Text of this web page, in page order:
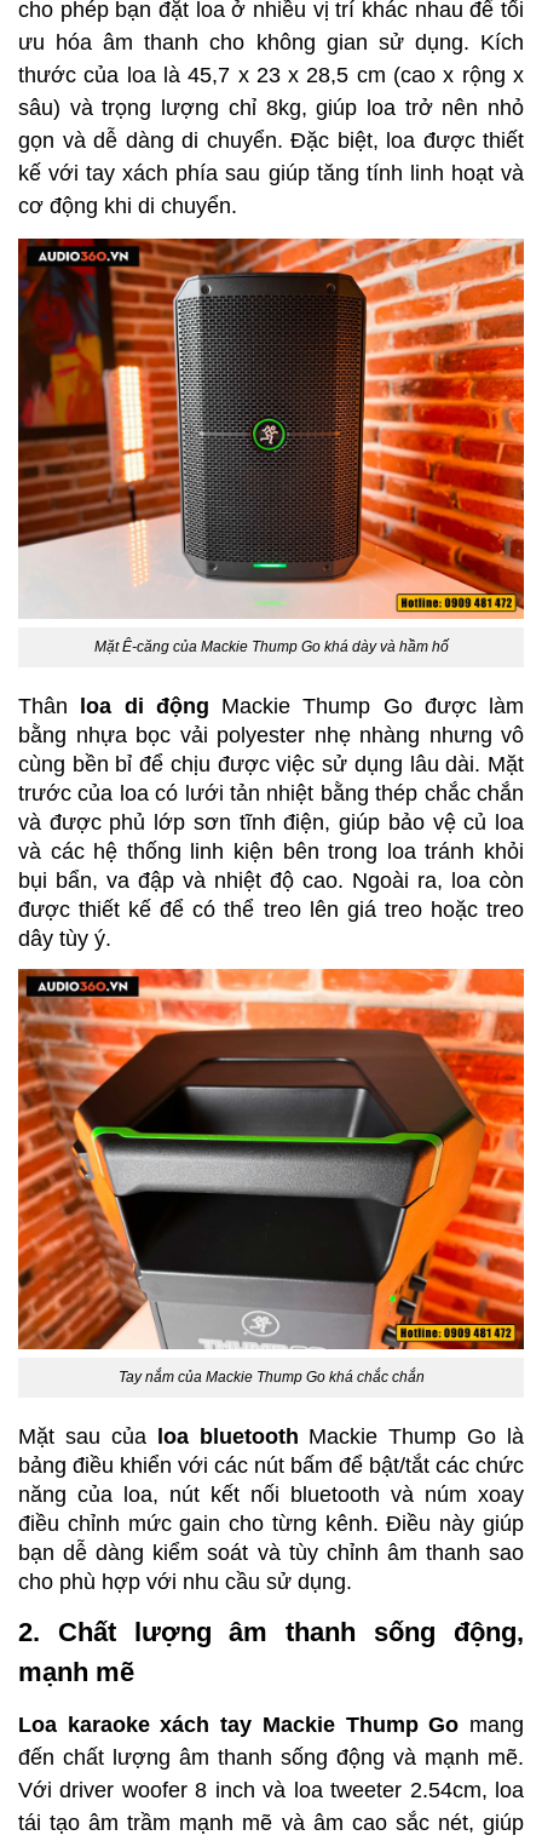
cho phép bạn đặt loa ở nhiều vị trí khác nhau để tối
ưu hóa âm thanh cho không gian sử dụng. Kích
thước của loa là 45,7 x 23 x 28,5 cm (cao x rộng x
sâu) và trọng lượng chỉ 8kg, giúp loa trở nên nhỏ
gọn và dễ dàng di chuyển. Đặc biệt, loa được thiết
kế với tay xách phía sau giúp tăng tính linh hoạt và
cơ động khi di chuyển.
Mặt Ê-căng của Mackie Thump Go khá dày và hầm hố
Thân loa di động Mackie Thump Go được làm
bằng nhựa bọc vải polyester nhẹ nhàng nhưng vô
cùng bền bỉ để chịu được việc sử dụng lâu dài. Mặt
trước của loa có lưới tản nhiệt bằng thép chắc chắn
và được phủ lớp sơn tĩnh điện, giúp bảo vệ củ loa
và các hệ thống linh kiện bên trong loa tránh khỏi
bụi bẩn, va đập và nhiệt độ cao. Ngoài ra, loa còn
được thiết kế để có thể treo lên giá treo hoặc treo
dây tùy ý.
Tay nắm của Mackie Thump Go khá chắc chắn
Mặt sau của loa bluetooth Mackie Thump Go là
bảng điều khiển với các nút bấm để bật/tắt các chức
năng của loa, nút kết nối bluetooth và núm xoay
điều chỉnh mức gain cho từng kênh. Điều này giúp
bạn dễ dàng kiểm soát và tùy chỉnh âm thanh sao
cho phù hợp với nhu cầu sử dụng.
2. Chất lượng âm thanh sống động,
mạnh mẽ
Loa karaoke xách tay Mackie Thump Go mang
đến chất lượng âm thanh sống động và mạnh mẽ.
Với driver woofer 8 inch và loa tweeter 2.54cm, loa
tái tạo âm trầm mạnh mẽ và âm cao sắc nét, giúp